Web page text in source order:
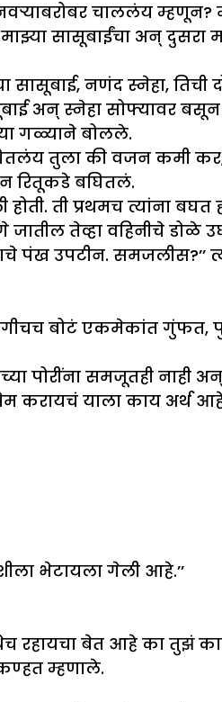
चाललंय
सासूबाईंचा अन् दुसरा
नणंद स्नेहा,
अन् स्नेहा सोफ्यावर
गळ्याने बोलले.
तुला की वजन
रितूकडे बघितलं.
ती प्रथमच त्यांना बघत
जातील तेव्हा वहिनीचे
पंख उपटीन. समजलीस?’’
बोटं एकमेकांत गुंफत,
पोरींना समजूतही नाही
करायचं याला काय अर्थ
भेटायला गेली आहे.’’
रहायचा बेत आहे का तुझं
म्हणाले.